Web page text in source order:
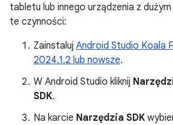
tabletu lub innego urządzenia z
te czynności:
Zainstaluj Android Studio Koala
2024.1.2 lub nowsze.
W Android Studio kliknij
SDK.
Na karcie Narzędzia SDK